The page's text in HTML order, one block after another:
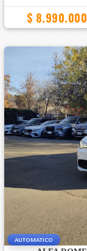
$ 8.990.000
AUTOMATICO